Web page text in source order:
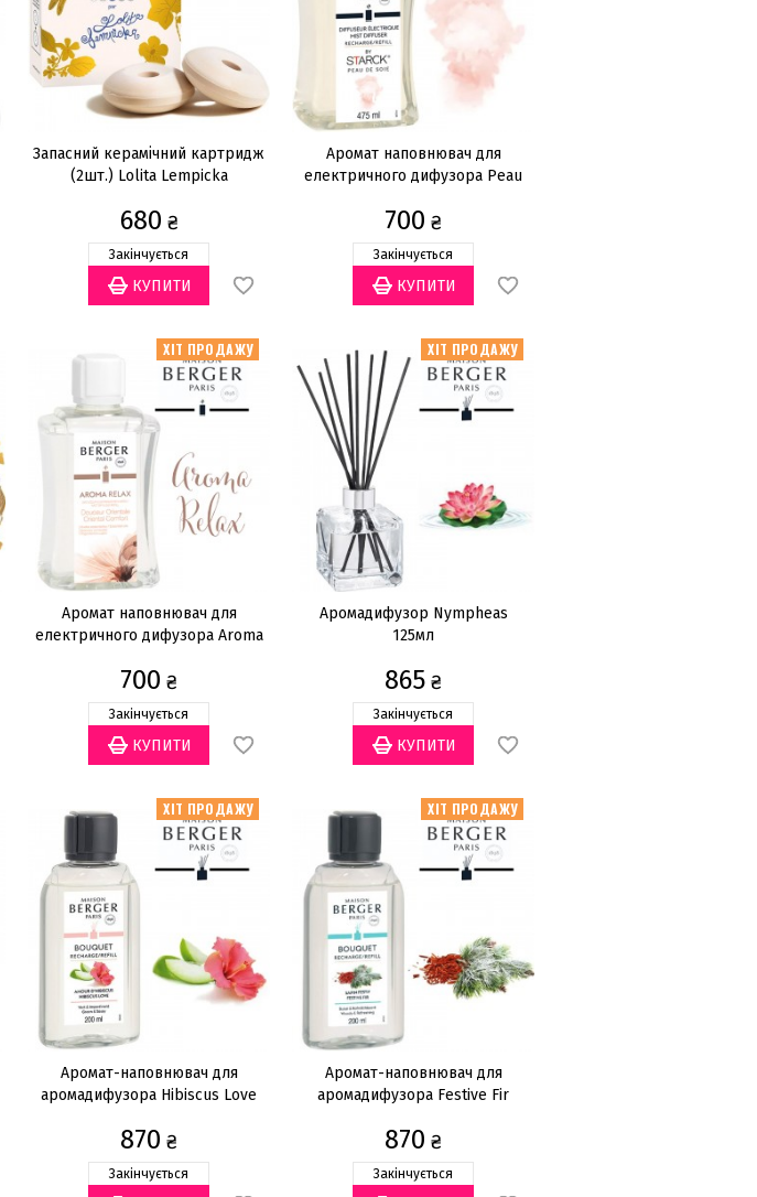
Запасний керамічний картридж
(2шт.) Lolita Lempicka
680 ₴
Закінчується
Аромат наповнювач для
електричного дифузора Peau
700 ₴
Закінчується
ХІТ ПРОДАЖУ
Аромат наповнювач для
електричного дифузора Aroma
700 ₴
Закінчується
ХІТ ПРОДАЖУ
Аромадифузор Nympheas
125мл
865 ₴
Закінчується
ХІТ ПРОДАЖУ
Аромат-наповнювач для
аромадифузора Hibiscus Love
870 ₴
Закінчується
ХІТ ПРОДАЖУ
Аромат-наповнювач для
аромадифузора Festive Fir
870 ₴
Закінчується